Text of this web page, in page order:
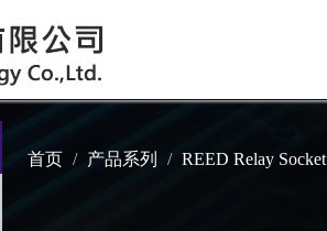
首页 产品系列 REED Relay Socket